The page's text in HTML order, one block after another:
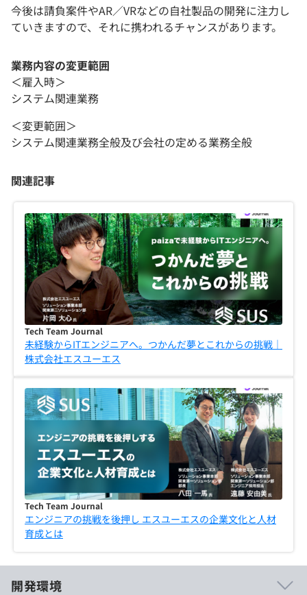
今後は請負案件やAR／VRなどの自社製品の開発に注力し
ていきますので、それに携われるチャンスがあります。
業務内容の変更範囲
＜雇入時＞
システム関連業務
＜変更範囲＞
システム関連業務全般及び会社の定める業務全般
関連記事
Tech Team Journal
未経験からITエンジニアへ。つかんだ夢とこれからの挑戦｜
株式会社エスユーエス
Tech Team Journal
エンジニアの挑戦を後押し エスユーエスの企業文化と人材
育成とは
開発環境